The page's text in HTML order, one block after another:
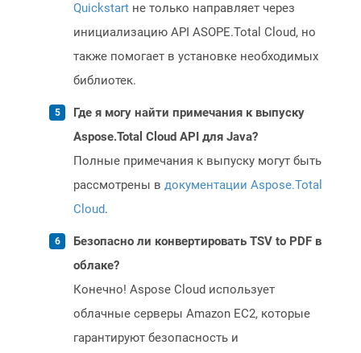
Quickstart не только направляет через
инициализацию API ASOPE.Total Cloud, но
также помогает в установке необходимых
библиотек.
Где я могу найти примечания к выпуску
Aspose.Total Cloud API для Java?
Полные примечания к выпуску могут быть
рассмотрены в документации Aspose.Total
Cloud.
Безопасно ли конвертировать TSV to PDF в
облаке?
Конечно! Aspose Cloud использует
облачные серверы Amazon EC2, которые
гарантируют безопасность и